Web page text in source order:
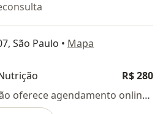
São Paulo • Mapa
R$ 280
Esse especialista não oferece agendamento online para esse endereço.